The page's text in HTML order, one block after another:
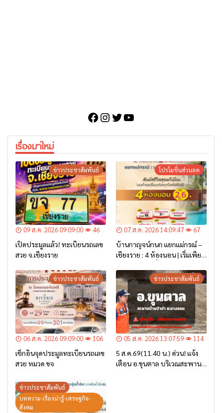
Facebook
Instagram
Twitter
YouTube
เรื่องมาใหม่
ข่าวประชาสัมพันธ์
09 ส.ค. 2026 09:09:00 46
เปิดประมูลแล้ว! ทะเบียนรถเลข
สวย จ.เชียงราย
โปรโมชั่นส่วนลด
07 ส.ค. 2026 14:09:47 67
บ้านกาญจน์กนก แยกแม่กรณ์ –
เชียงราย : 4 ห้องนอน | เริ่มเพียง
ข่าวประชาสัมพันธ์
06 ส.ค. 2026 09:09:00 106
เช็กอินจุดประมูลทะเบียนรถเลข
สวย หมวด ขจ
ข่าวประชาสัมพันธ์
05 ส.ค. 2026 13:07:59 114
5 ส.ค.69(11.40 น.) ด่วน! แจ้ง
เตือน อ.ขุนตาล บริเวณสะพาน
ข่าวประชาสัมพันธ์
บทความ-เรื่องน่ารู้-เศรษฐกิจ-
สังคม